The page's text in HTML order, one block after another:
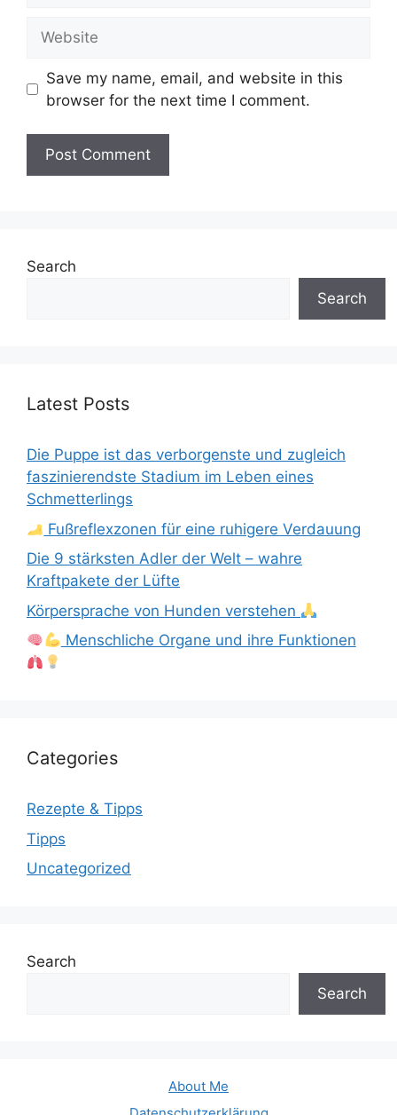
Save my name, email, and website in this
browser for the next time I comment.
Search
Search
Latest Posts
Die Puppe ist das verborgenste und zugleich
faszinierendste Stadium im Leben eines
Schmetterlings
Fußreflexzonen für eine ruhigere Verdauung
Die 9 stärksten Adler der Welt – wahre
Kraftpakete der Lüfte
Körpersprache von Hunden verstehen
Menschliche Organe und ihre Funktionen
Categories
Rezepte & Tipps
Tipps
Uncategorized
Search
Search
About Me